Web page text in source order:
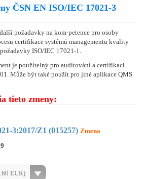
ČSN EN ISO/IEC 17021-3
požadavky na kom-petence pro osoby
certifikace systémů managementu kvality
ISO/IEC 17021-1.
je použitelný pro auditování a certifikaci
Může být také použit pro jiné aplikace QMS
tieto zmeny:
3:2017/Z1 (015257) Zmena
EUR)